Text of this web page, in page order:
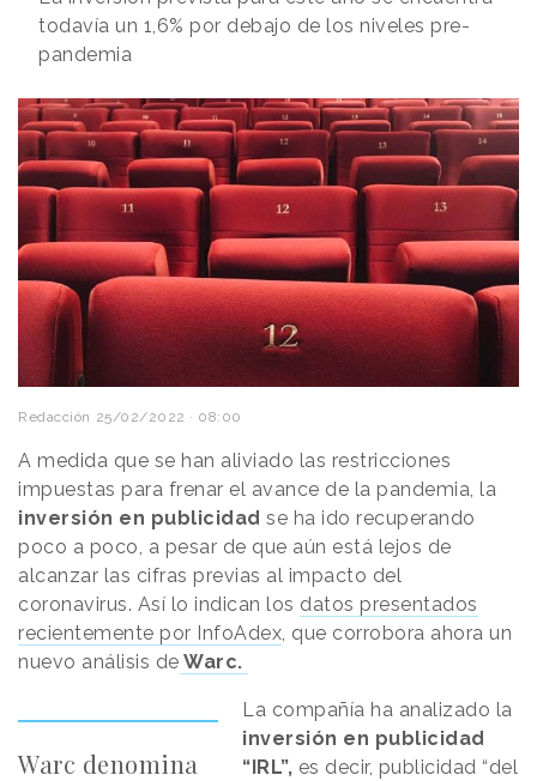
todavía un 1,6% por debajo de los niveles pre-
pandemia
Redacción 25/02/2022 · 08:00
A medida que se han aliviado las restricciones
impuestas para frenar el avance de la pandemia, la
inversión en publicidad se ha ido recuperando
poco a poco, a pesar de que aún está lejos de
alcanzar las cifras previas al impacto del
coronavirus. Así lo indican los datos presentados
recientemente por InfoAdex , que corrobora ahora un
nuevo análisis de Warc.
Warc denomina
La compañía ha analizado la
inversión en publicidad
“IRL”, es decir, publicidad “del